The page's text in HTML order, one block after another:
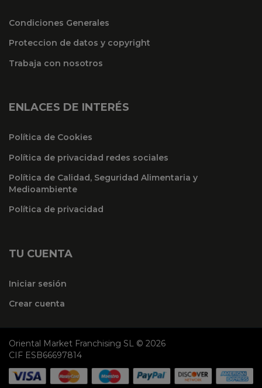
Condiciones Generales
Proteccion de datos y copyright
Trabaja con nosotros
ENLACES DE INTERÉS
Política de Cookies
Política de privacidad redes sociales
Política de Calidad, Seguridad Alimentaria y
Medioambiente
Política de privacidad
TU CUENTA
Iniciar sesión
Crear cuenta
Oriental Market Franchising SL © 2026
CIF ESB66697814